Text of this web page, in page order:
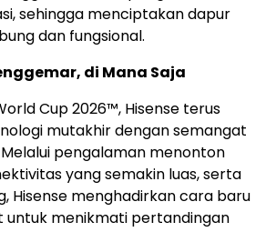
sehingga menciptakan dapur
dan fungsional.
di Mana Saja
Cup 2026™, Hisense terus
mutakhir dengan semangat
pengalaman menonton
yang semakin luas, serta
Hisense menghadirkan cara baru
untuk menikmati pertandingan